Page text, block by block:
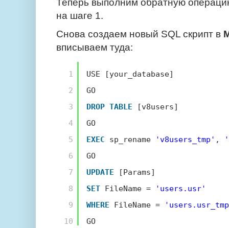
на шаге 1.
Снова создаем новый SQL скрипт в
вписываем туда:
1
2
3
4
5
6
7
8
9
10
USE [your_database]
GO
DROP TABLE
[v8users]
GO
EXEC
sp_rename 'v8users_tmp' ,
GO
UPDATE
[Params]
SET FileName =
'users.usr'
WHERE
FileName =
GO